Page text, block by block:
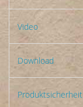
Video
Download
Produktsicherheit